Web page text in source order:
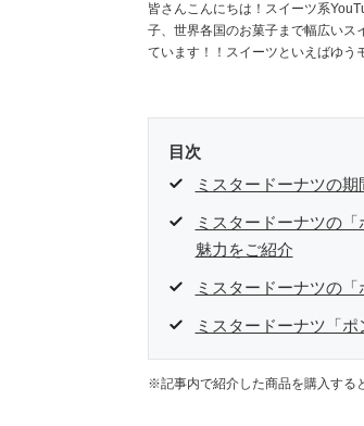
皆さんこんにちは！スイーツ系
子、世界各国のお菓子まで幅広いス
ています！！スイーツといえばゆう
目次
ミスタードーナツの
ミスタードーナツの
魅力をご紹介
ミスタードーナツの
ミスタードーナツ「
※記事内で紹介した商品を購入する